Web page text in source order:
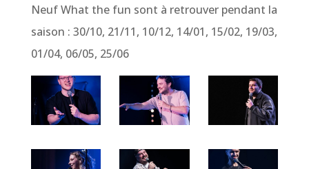
Neuf What the fun sont à retrouver pendant la
saison : 30/10, 21/11, 10/12, 14/01, 15/02, 19/03,
01/04, 06/05, 25/06